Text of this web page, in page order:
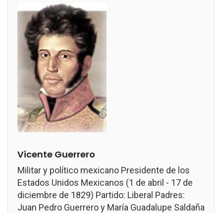
Vicente Guerrero
Militar y político mexicano Presidente de los
Estados Unidos Mexicanos (1 de abril - 17 de
diciembre de 1829) Partido: Liberal Padres:
Juan Pedro Guerrero y María Guadalupe Saldaña